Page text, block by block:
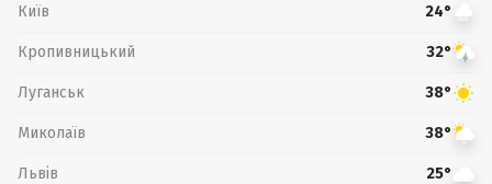
Київ 24°
Кропивницький 32°
Луганськ 38°
Миколаїв 38°
Львів 25°